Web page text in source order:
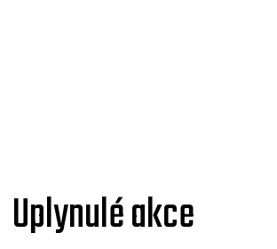
Uplynulé akce